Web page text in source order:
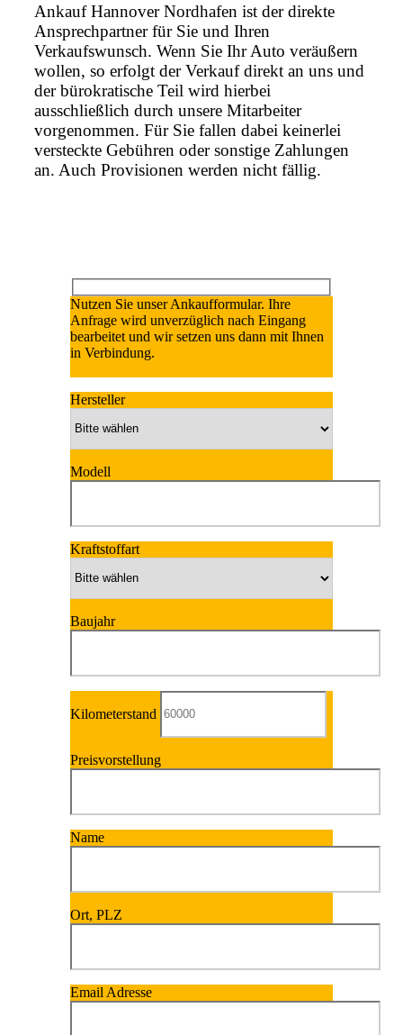
Ankauf Hannover Nordhafen ist der direkte
Ansprechpartner für Sie und Ihren
Verkaufswunsch. Wenn Sie Ihr Auto veräußern
wollen, so erfolgt der Verkauf direkt an uns und
der bürokratische Teil wird hierbei
ausschließlich durch unsere Mitarbeiter
vorgenommen. Für Sie fallen dabei keinerlei
versteckte Gebühren oder sonstige Zahlungen
an. Auch Provisionen werden nicht fällig.
Nutzen Sie unser Ankaufformular. Ihre
Anfrage wird unverzüglich nach Eingang
bearbeitet und wir setzen uns dann mit Ihnen
in Verbindung.
Hersteller
Modell
Kraftstoffart
Baujahr
Kilometerstand
Preisvorstellung
Name
Ort, PLZ
Email Adresse